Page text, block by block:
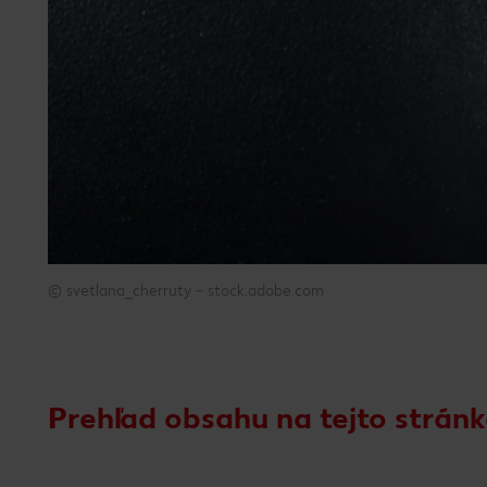
© svetlana_cherruty – stock.adobe.com
© svetlana_cherruty – stock.adobe.com
Prehľad obsahu na tejto